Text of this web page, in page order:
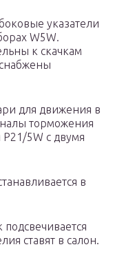
указатели
W5W.
к скачкам
для движения в
торможения
5W с двумя
в
ставят в салон.